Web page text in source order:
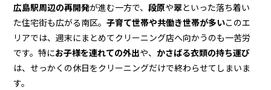
広島駅周辺の再開発が進む一方で、 段原や翠といった落ち着い
た住宅街も広がる南区。 子育て世帯や共働き世帯が多いこのエ
リアでは、週末にまとめてクリーニング店へ向かうのも一苦労
です。特にお子様を連れての外出や、 かさばる衣類の持ち運び
は、せっかくの休日をクリーニングだけで終わらせてしまいま
す。